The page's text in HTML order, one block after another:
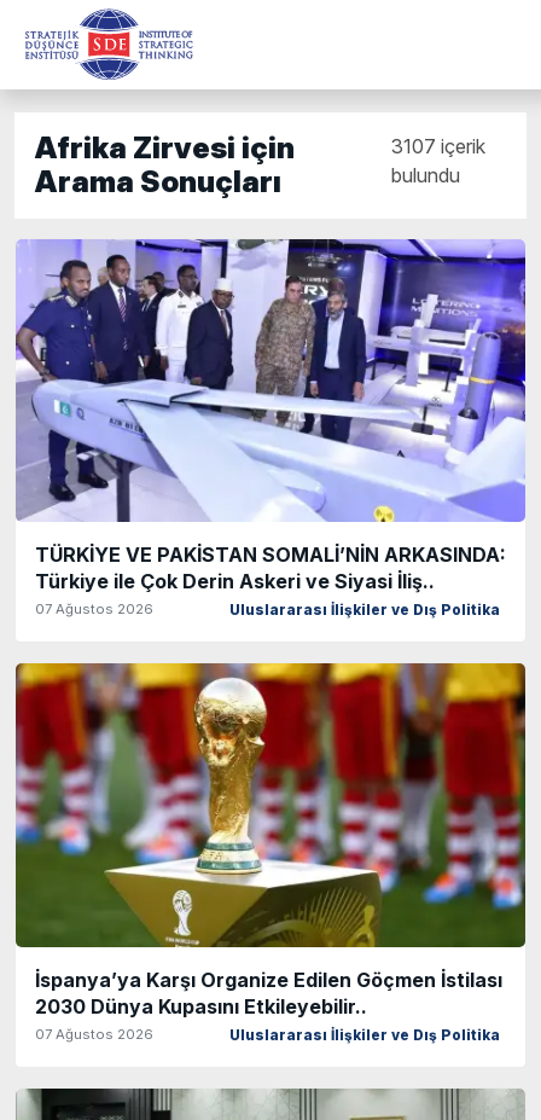
Afrika Zirvesi için
Arama Sonuçları
3107 içerik
bulundu
TÜRKİYE VE PAKİSTAN SOMALİ’NİN ARKASINDA:
Türkiye ile Çok Derin Askeri ve Siyasi İliş..
07 Ağustos 2026 Uluslararası İlişkiler ve Dış Politika
İspanya’ya Karşı Organize Edilen Göçmen İstilası
2030 Dünya Kupasını Etkileyebilir..
07 Ağustos 2026 Uluslararası İlişkiler ve Dış Politika